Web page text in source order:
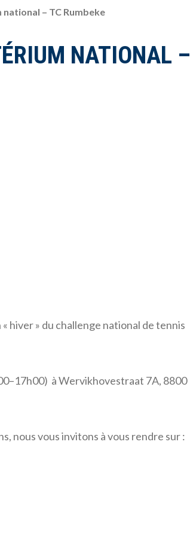
– TC Rumbeke
NATIONAL –
hiver » du challenge national de tennis
à Wervikhovestraat 7A, 8800
nous vous invitons à vous rendre sur :